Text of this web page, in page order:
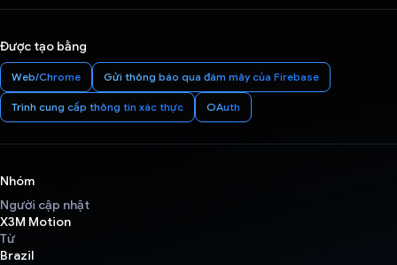
Được tạo bằng
Web/Chrome Gửi thông báo qua đám mây của Firebase
Trình cung cấp thông tin xác thực OAuth
Nhóm
Người cập nhật
X3M Motion
Từ
Brazil